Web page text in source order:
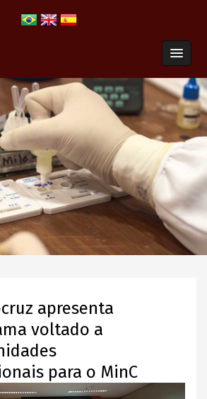
apresenta
voltado a
para o MinC